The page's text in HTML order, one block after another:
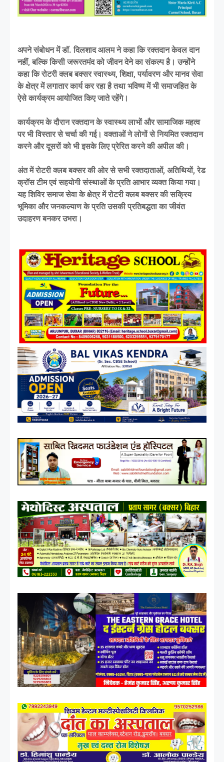
अपने संबोधन में डॉ. दिलशाद आलम ने कहा कि रक्तदान केवल दान
नहीं, बल्कि किसी जरूरतमंद को जीवन देने का संकल्प है। उन्होंने
कहा कि रोटरी क्लब बक्सर स्वास्थ्य, शिक्षा, पर्यावरण और मानव सेवा
के क्षेत्र में लगातार कार्य कर रहा है तथा भविष्य में भी समाजहित के
ऐसे कार्यक्रम आयोजित किए जाते रहेंगे।
कार्यक्रम के दौरान रक्तदान के स्वास्थ्य लाभों और सामाजिक महत्व
पर भी विस्तार से चर्चा की गई। वक्ताओं ने लोगों से नियमित रक्तदान
करने और दूसरों को भी इसके लिए प्रेरित करने की अपील की।
अंत में रोटरी क्लब बक्सर की ओर से सभी रक्तदाताओं, अतिथियों, रेड
क्रॉस टीम एवं सहयोगी संस्थाओं के प्रति आभार व्यक्त किया गया।
यह शिविर समाज सेवा के क्षेत्र में रोटरी क्लब बक्सर की सक्रिय
भूमिका और जनकल्याण के प्रति उसकी प्रतिबद्धता का जीवंत
उदाहरण बनकर उभरा।